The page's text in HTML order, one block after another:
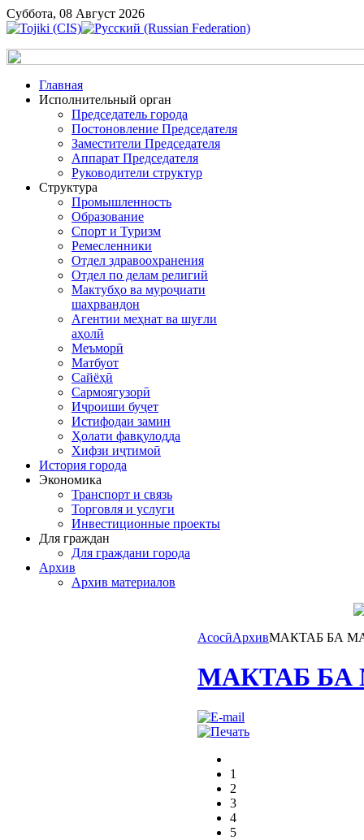
Суббота, 08 Август 2026
Главная
Исполнительный орган
Председатель города
Постоновление Председателя
Заместители Председателя
Аппарат Председателя
Руководители структур
Структура
Промышленность
Образование
Спорт и Туризм
Ремесленники
Отдел здравоохранения
Отдел по делам религий
Мактубҳо ва муроҷиати
шаҳрвандон
Агентии меҳнат ва шуғли
аҳолӣ
Меъморӣ
Матбуот
Сайёҳӣ
Сармоягузорӣ
Иҷроиши буҷет
Истифодаи замин
Ҳолати фавқулодда
Хифзи иҷтимоӣ
История города
Экономика
Транспорт и связь
Торговля и услуги
Инвестиционные проекты
Для граждан
Для граждани города
Архив
Архив материалов
АсосӣАрхивМАКТАБ БА
МАКТАБ
1
2
3
4
5